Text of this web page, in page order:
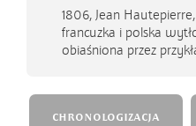
1806, Jean
francuzka i polska
obiaśniona przez
CHRONOLOGIZACJA